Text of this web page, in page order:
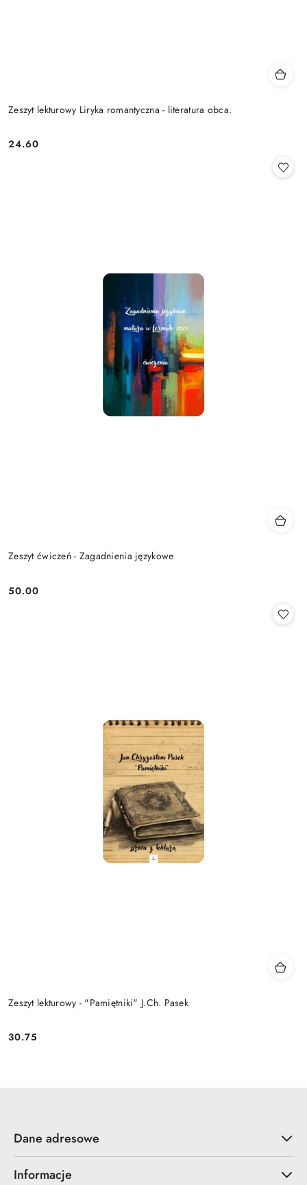
Zeszyt lekturowy Liryka romantyczna - literatura obca.
Cena:
24.60
Zeszyt ćwiczeń - Zagadnienia językowe
Cena:
50.00
Zeszyt lekturowy - "Pamiętniki" J.Ch. Pasek
Cena:
30.75
Dane adresowe
Informacje